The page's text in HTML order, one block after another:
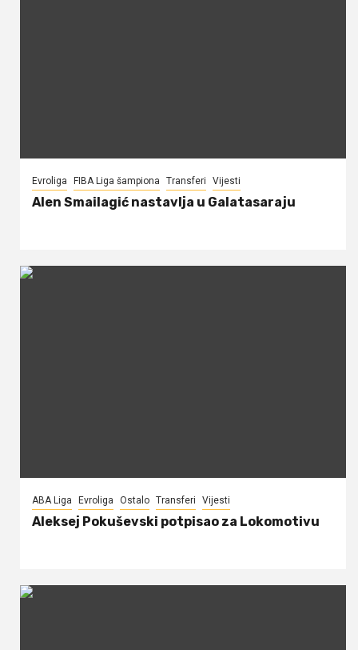
Evroliga FIBA Liga šampiona Transferi Vijesti
Alen Smailagić nastavlja u Galatasaraju
ABA Liga Evroliga Ostalo Transferi Vijesti
Aleksej Pokuševski potpisao za Lokomotivu